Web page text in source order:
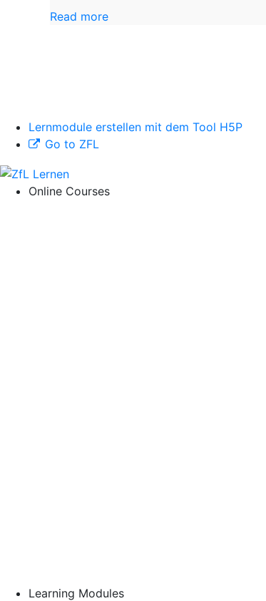
Read more
Lernmodule erstellen mit dem Tool H5P
Go to ZFL
Online Courses
Learning Modules